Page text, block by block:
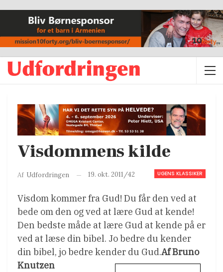
Visdommens kilde
UGENS KLASSIKER
Af Udfordringen 19. okt. 2011/42
Visdom kommer fra Gud! Du får den ved at
bede om den og ved at lære Gud at kende!
Den bedste måde at lære Gud at kende på er
ved at læse din bibel. Jo bedre du kender
din bibel, jo bedre kender du Gud.Af Bruno
Knutzen